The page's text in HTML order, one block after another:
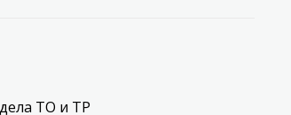
ТО и ТР